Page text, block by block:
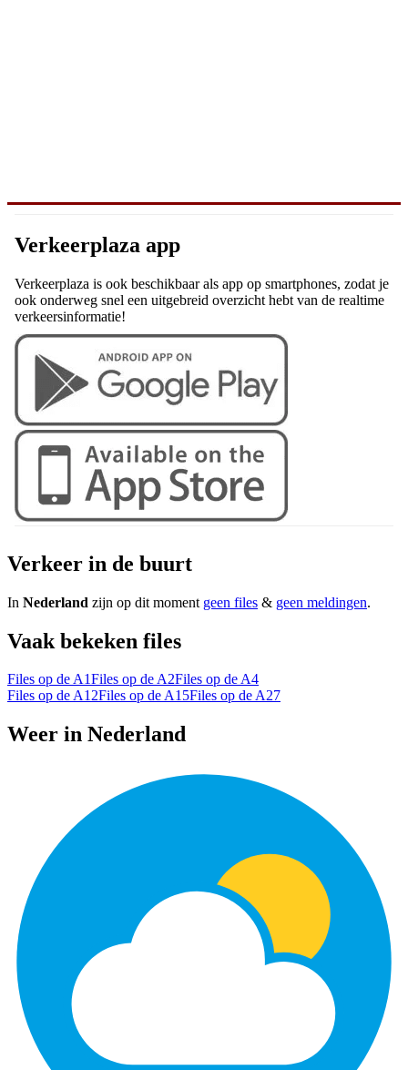
Verkeerplaza app
Verkeerplaza is ook beschikbaar als app op smartphones, zodat je
ook onderweg snel een uitgebreid overzicht hebt van de realtime
verkeersinformatie!
Verkeer in de buurt
In Nederland zijn op dit moment geen files & geen meldingen.
Vaak bekeken files
Files op de A1Files op de A2Files op de A4
Files op de A12Files op de A15Files op de A27
Weer in Nederland